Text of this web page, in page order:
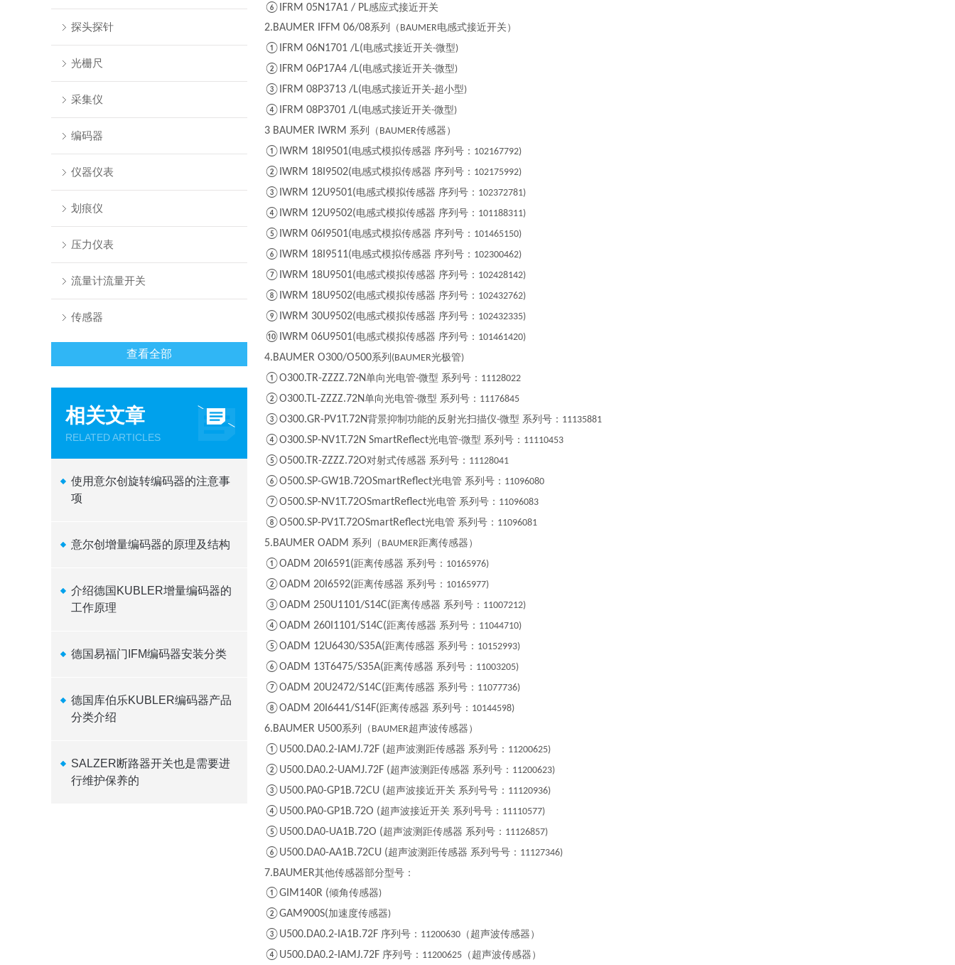
探头探针
光栅尺
采集仪
编码器
仪器仪表
划痕仪
压力仪表
流量计流量开关
传感器
查看全部
相关文章
RELATED ARTICLES
使用意尔创旋转编码器的注意事
项
意尔创增量编码器的原理及结构
介绍德国KUBLER增量编码器的
工作原理 ​
德国易福门IFM编码器安装分类
德国库伯乐KUBLER编码器产品
分类介绍
SALZER断路器开关也是需要进
行维护保养的
⑥IFRM 05N17A1 / PL感应式接近开关
2.BAUMER IFFM 06/08系列（ BAUMER电感式接近开关）
①IFRM 06N1701 /L(电感式接近开关-微型)
②IFRM 06P17A4 /L(电感式接近开关-微型)
③IFRM 08P3713 /L(电感式接近开关-超小型)
④IFRM 08P3701 /L(电感式接近开关-微型)
3 BAUMER IWRM 系列（ BAUMER传感器）
①IWRM 18I9501(电感式模拟传感器 序列号： 102167792)
②IWRM 18I9502(电感式模拟传感器 序列号： 102175992)
③IWRM 12U9501(电感式模拟传感器 序列号： 102372781)
④IWRM 12U9502(电感式模拟传感器 序列号： 101188311)
⑤IWRM 06I9501(电感式模拟传感器 序列号： 101465150)
⑥IWRM 18I9511(电感式模拟传感器 序列号： 102300462)
⑦IWRM 18U9501(电感式模拟传感器 序列号： 102428142)
⑧IWRM 18U9502(电感式模拟传感器 序列号： 102432762)
⑨IWRM 30U9502(电感式模拟传感器 序列号： 102432335)
⑩IWRM 06U9501(电感式模拟传感器 序列号： 101461420)
4.BAUMER O300/O500系列 (BAUMER光极管)
①O300.TR-ZZZZ.72N单向光电管-微型 系列号： 11128022
②O300.TL-ZZZZ.72N单向光电管-微型 系列号： 11176845
③O300.GR-PV1T.72N背景抑制功能的反射光扫描仪-微型 系列号： 11135881
④O300.SP-NV1T.72N SmartReflect光电管-微型 系列号： 11110453
⑤O500.TR-ZZZZ.72O对射式传感器 系列号： 11128041
⑥O500.SP-GW1B.72OSmartReflect光电管 系列号： 11096080
⑦O500.SP-NV1T.72OSmartReflect光电管 系列号： 11096083
⑧O500.SP-PV1T.72OSmartReflect光电管 系列号： 11096081
5.BAUMER OADM 系列（ BAUMER距离传感器）
①OADM 20I6591(距离传感器 系列号： 10165976)
②OADM 20I6592(距离传感器 系列号： 10165977)
③OADM 250U1101/S14C(距离传感器 系列号： 11007212)
④OADM 260I1101/S14C(距离传感器 系列号： 11044710)
⑤OADM 12U6430/S35A(距离传感器 系列号： 10152993)
⑥OADM 13T6475/S35A(距离传感器 系列号： 11003205)
⑦OADM 20U2472/S14C(距离传感器 系列号： 11077736)
⑧OADM 20I6441/S14F(距离传感器 系列号： 10144598)
6.BAUMER U500系列（ BAUMER超声波传感器）
①U500.DA0.2-IAMJ.72F (超声波测距传感器 系列号： 11200625)
②U500.DA0.2-UAMJ.72F (超声波测距传感器 系列号： 11200623)
③U500.PA0-GP1B.72CU (超声波接近开关 系列号号： 11120936)
④U500.PA0-GP1B.72O (超声波接近开关 系列号号： 11110577)
⑤U500.DA0-UA1B.72O (超声波测距传感器 系列号： 11126857)
⑥U500.DA0-AA1B.72CU (超声波测距传感器 系列号号： 11127346)
7.BAUMER其他传感器部分型号：
①GIM140R (倾角传感器)
②GAM900S(加速度传感器)
③U500.DA0.2-IA1B.72F 序列号： 11200630 （超声波传感器）
④U500.DA0.2-IAMJ.72F 序列号： 11200625 （超声波传感器）